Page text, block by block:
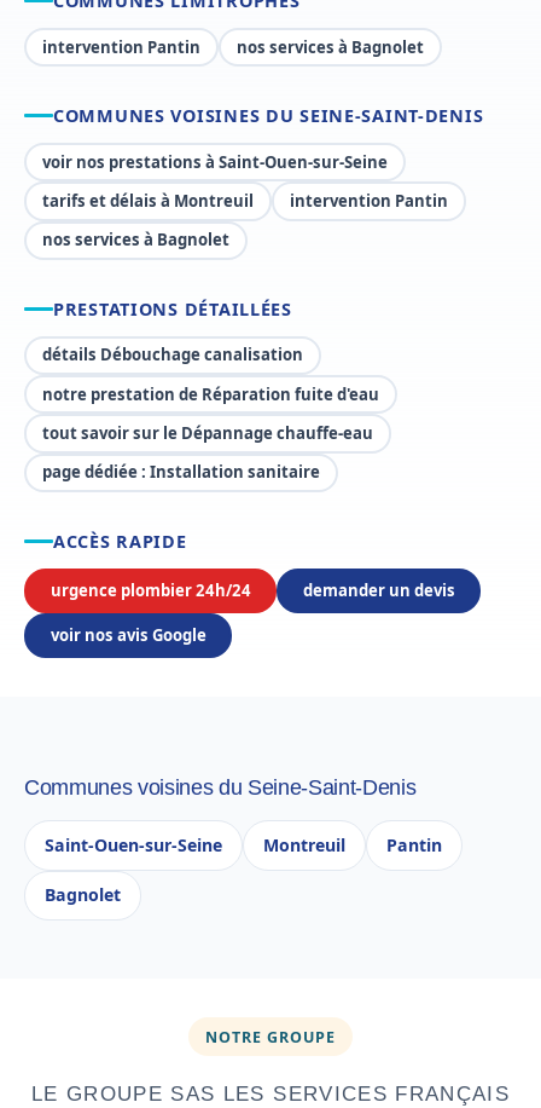
intervention Pantin nos services à Bagnolet
COMMUNES VOISINES DU SEINE-SAINT-DENIS
voir nos prestations à Saint-Ouen-sur-Seine
tarifs et délais à Montreuil
intervention Pantin
nos services à Bagnolet
PRESTATIONS DÉTAILLÉES
détails Débouchage canalisation
notre prestation de Réparation fuite d'eau
tout savoir sur le Dépannage chauffe-eau
page dédiée : Installation sanitaire
ACCÈS RAPIDE
urgence plombier 24h/24 demander un devis
voir nos avis Google
Communes voisines du Seine-Saint-Denis
Saint-Ouen-sur-Seine Montreuil Pantin
Bagnolet
NOTRE GROUPE
LE GROUPE SAS LES SERVICES FRANÇAIS